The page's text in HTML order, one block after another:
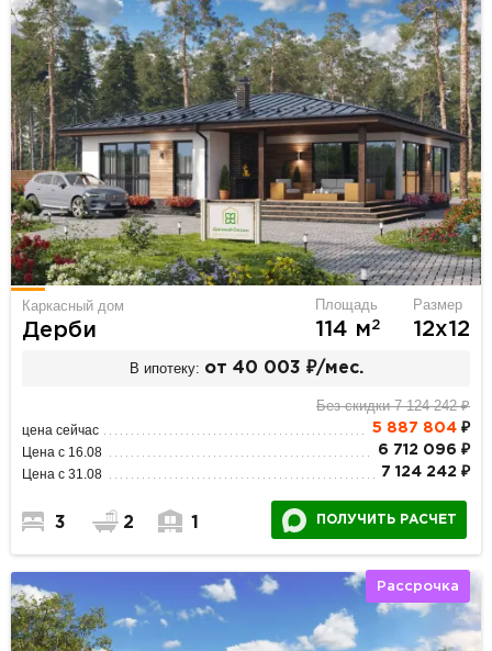
Каркасный дом
Дерби
Площадь
114 м2
Размер
12х12
В ипотеку: от 40 003 ₽/мес.
Без скидки 7 124 242 ₽
цена сейчас 5 887 804₽
Цена с 16.08 6 712 096 ₽
Цена с 31.08 7 124 242 ₽
3 2 1 ПОЛУЧИТЬ РАСЧЕТ
Рассрочка